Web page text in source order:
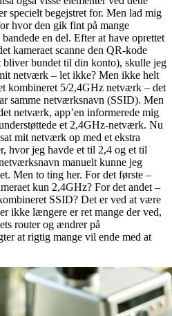
specielt begejstret for. Men lad mig
hvor den gik fint på mange
en del. Efter at have oprettet
kameraet scanne den QR-kode
bliver bundet til din konto), skulle jeg
netværk – let ikke? Men ikke helt
kombineret 5/2,4GHz netværk – det
samme netværksnavn (SSID). Men
netværk, app’en informerede mig
et 2,4GHz-netværk. Nu
mit netværk op med et ekstra
hvor jeg havde et til 2,4 og et til
manuelt kunne jeg
Men to ting her. For det første –
kun 2,4GHz? For det andet –
SSID? Det er ved at være
ikke længere er ret mange der ved,
router og ændrer på
at rigtig mange vil ende med at